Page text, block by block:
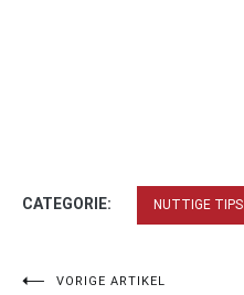
CATEGORIE: NUTTIGE TIPS
VORIGE ARTIKEL